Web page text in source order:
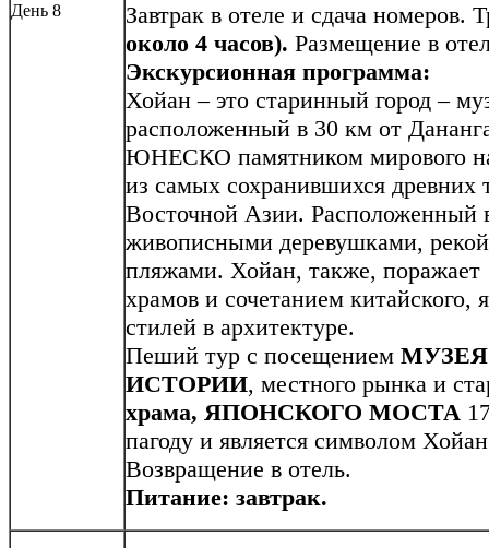
День 8
Завтрак в отеле и сдача номеров.
около 4 часов). Размещение в
Экскурсионная программа:
Хойан – это старинный город –
расположенный в 30 км от
ЮНЕСКО памятником мирового
из самых сохранившихся древних
Восточной Азии. Расположенный
живописными деревушками,
пляжами. Хойан, также,
храмов и сочетанием китайского,
стилей в архитектуре.
Пеший тур с посещением
ИСТОРИИ, местного рынка и
храма, ЯПОНСКОГО МОСТА
пагоду и является символом
Возвращение в отель.
Питание: завтрак.